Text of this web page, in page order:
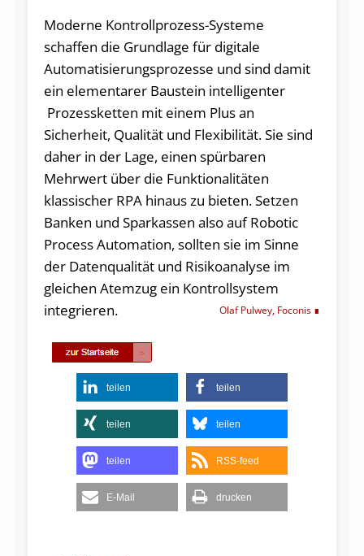
Moderne Kontrollprozess-Systeme
schaffen die Grundlage für digitale
Automatisierungsprozesse und sind damit
ein elementarer Baustein intelligenter
Prozessketten mit einem Plus an
Sicherheit, Qualität und Flexibilität. Sie sind
daher in der Lage, einen spürbaren
Mehrwert über die Funktionalitäten
klassischer RPA hinaus zu bieten. Setzen
Banken und Sparkassen also auf Robotic
Process Automation, sollten sie im Sinne
der Datenqualität und Risikoanalyse im
gleichen Atemzug ein Kontrollsystem
integrieren.
Olaf Pulwey, Foconis
teilen teilen
teilen teilen
teilen RSS-feed
E-Mail drucken